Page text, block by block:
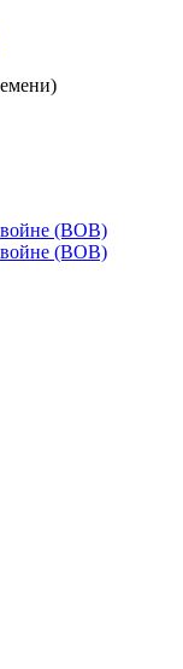
войне (ВОВ)
войне (ВОВ)